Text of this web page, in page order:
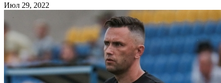
Июл 29, 2022